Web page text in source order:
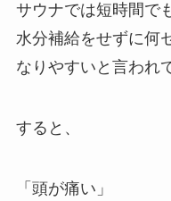
サウナでは短時間で
水分補給をせずに何
なりやすいと言われ
すると、
「頭が痛い」